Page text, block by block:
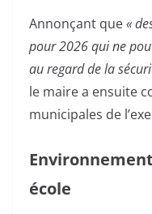
Annonçant que«
pour 2026 qui ne
au regard de la
le maire a ensuite
municipales de
école